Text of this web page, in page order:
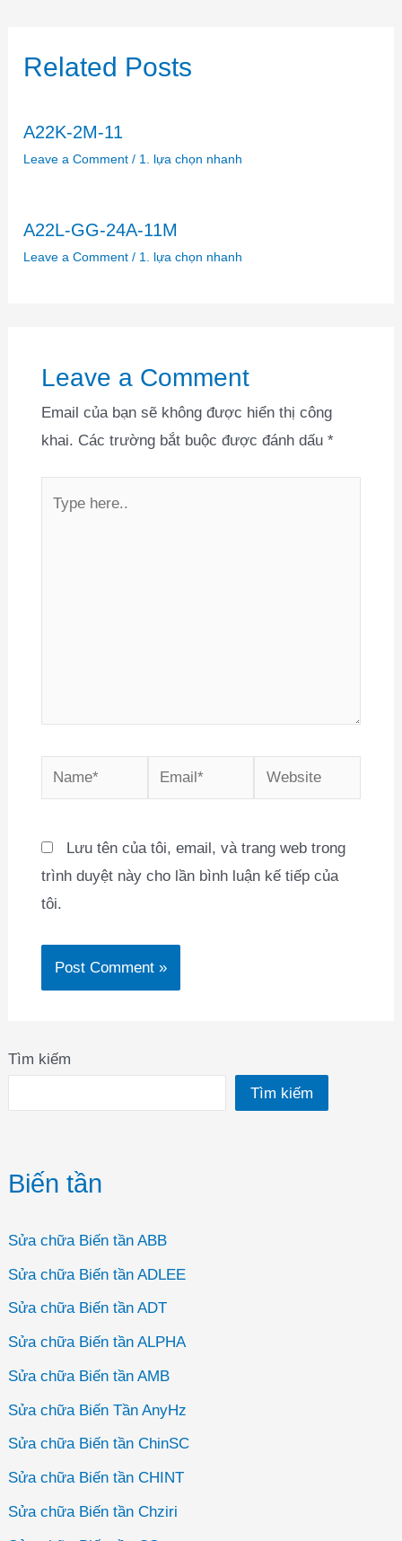
Tìm kiếm
Tìm kiếm
Biến tần
Sửa chữa Biến tần ABB
Sửa chữa Biến tần ADLEE
Sửa chữa Biến tần ADT
Sửa chữa Biến tần ALPHA
Sửa chữa Biến tần AMB
Sửa chữa Biến Tần AnyHz
Sửa chữa Biến tần ChinSC
Sửa chữa Biến tần CHINT
Sửa chữa Biến tần Chziri
Related Posts
A22K-2M-11
Leave a Comment / 1. lựa chọn nhanh
A22L-GG-24A-11M
Leave a Comment / 1. lựa chọn nhanh
Leave a Comment
Email của bạn sẽ không được hiển thị công
khai. Các trường bắt buộc được đánh dấu *
Name* Email* Website
Lưu tên của tôi, email, và trang web trong
trình duyệt này cho lần bình luận kế tiếp của
tôi.